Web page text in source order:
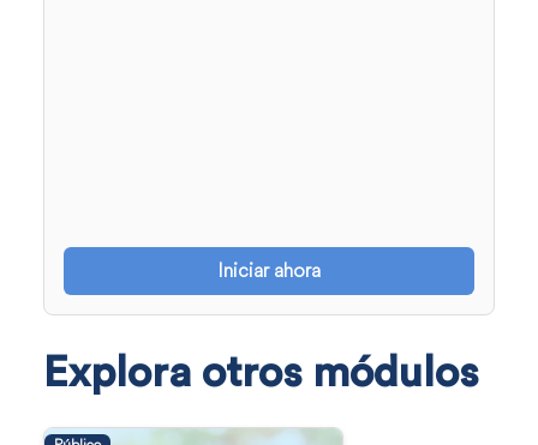
Iniciar ahora
Explora otros módulos